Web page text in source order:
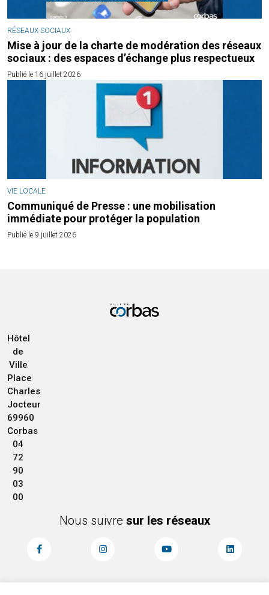
RÉSEAUX SOCIAUX
Mise à jour de la charte de modération des réseaux
sociaux : des espaces d’échange plus respectueux
Publié le 16 juillet 2026
VIE LOCALE
Communiqué de Presse : une mobilisation
immédiate pour protéger la population
Publié le 9 juillet 2026
Hôtel
de
Ville
Place
Charles
Jocteur
69960
Corbas
04
72
90
03
00
Nous suivre sur les réseaux